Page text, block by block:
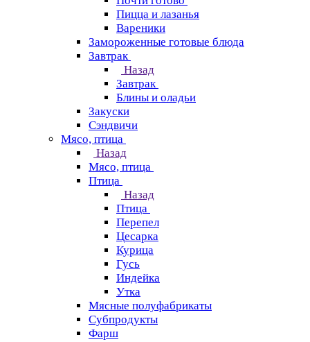
Пицца и лазанья
Вареники
Замороженные готовые блюда
Завтрак
Назад
Завтрак
Блины и оладьи
Закуски
Сэндвичи
Мясо, птица
Назад
Мясо, птица
Птица
Назад
Птица
Перепел
Цесарка
Курица
Гусь
Индейка
Утка
Мясные полуфабрикаты
Субпродукты
Фарш